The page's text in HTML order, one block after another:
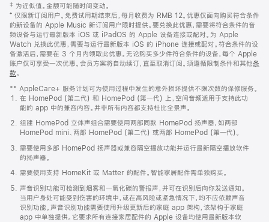
页
页
脚
注
‡ 为近似值。金额可能随时间变动。
⁺ 仅限新订阅用户。免费试用期结束后，每月收费为 RMB 12。优惠仅面向购买符合条件
的新设备的 Apple Music 新订阅用户限时提供。要兑换此优惠，需要将符合条件的音
频设备与运行最新版本 iOS 或 iPadOS 的 Apple 设备连接或配对。为 Apple
Watch 兑换此优惠，需要与运行最新版本 iOS 的 iPhone 连接或配对。符合条件的设
备激活后，需要在 3 个月内领取此优惠。无论购买多少件符合条件的设备，每个 Apple
账户仅可享受一次优惠。会员方案将自动续订，直至取消订阅。须遵循限制条件和其他条
款。
窗
口
中
打
开)
** AppleCare+ 服务计划可为使用过程中发生的意外损坏提供不限次数的保修服务。
在 HomePod (第二代) 和 HomePod (第一代) 上，空间音频适用于支持此功
能的 app 中的兼容内容。并非所有内容都支持杜比全景声。
组建 HomePod 立体声组合需要使用两部同款 HomePod 扬声器，如两部
HomePod mini、两部 HomePod (第二代) 或两部 HomePod (第一代)。
需要使用多部 HomePod 扬声器或兼容隔空播放功能并运行最新隔空播放软件
的扬声器。
需要使用支持 HomeKit 或 Matter 的配件。智能家居配件需单独购买。
声音识别功能可检测到烟雾和一氧化碳的警报声，并可在识别后向你发送通知。
当用户身处可能受到伤害的环境中，或在高风险或紧急情况下，均不应依赖声音
识别功能。声音识别功能需要使用升级更新后的家庭 app 架构，该架构于家庭
app 中单独提供。它要求所有连接家居配件的 Apple 设备均使用最新版本软